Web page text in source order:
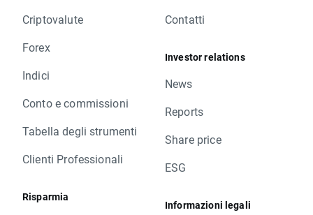
Criptovalute
Forex
Indici
Conto e commissioni
Tabella degli strumenti
Clienti Professionali
Risparmia
Contatti
Investor relations
News
Reports
Share price
ESG
Informazioni legali